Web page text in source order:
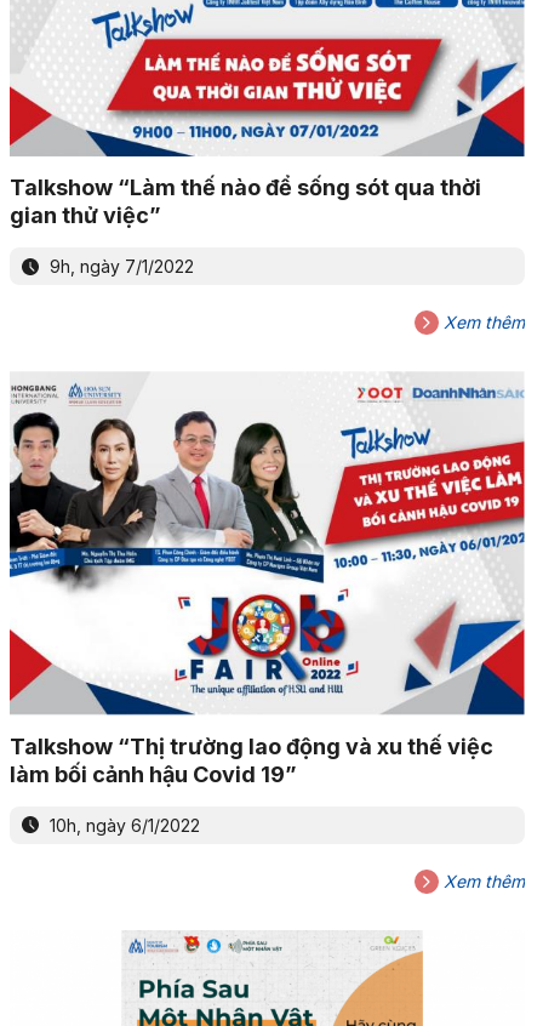
Talkshow “Làm thế nào để sống sót qua thời
gian thử việc”
9h, ngày 7/1/2022
Xem thêm
Talkshow “Thị trường lao động và xu thế việc
làm bối cảnh hậu Covid 19”
10h, ngày 6/1/2022
Xem thêm